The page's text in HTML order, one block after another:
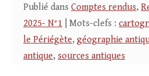
Publié dans Comptes rendus,
2025- N°1 | Mots-clefs :
le Périégète, géographie
antique, sources antiques